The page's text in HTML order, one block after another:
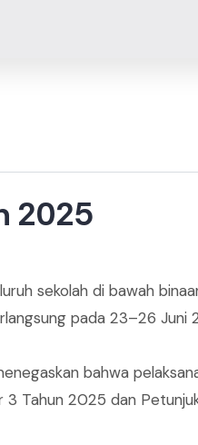
2025
sekolah di bawah
pada 23–26 Juni
bahwa
Tahun 2025 dan